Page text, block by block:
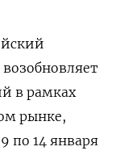
в рамках
рынке,
по 14 января